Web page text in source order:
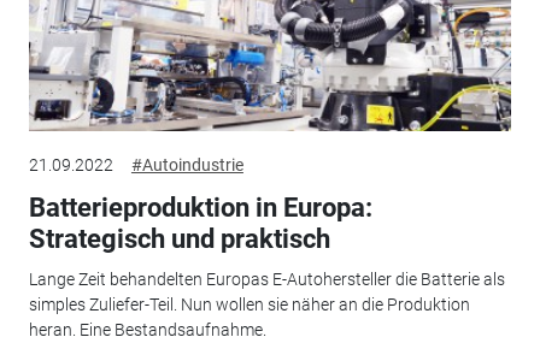
21.09.2022 #Autoindustrie
Batterieproduktion in Europa:
Strategisch und praktisch
Lange Zeit behandelten Europas E-Autohersteller die Batterie als
simples Zuliefer-Teil. Nun wollen sie näher an die Produktion
heran. Eine Bestandsaufnahme.